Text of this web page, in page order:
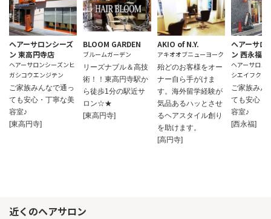
ヘアーサロンシーズ
ン 東高円寺店
ヘアーサロンシーズンヒ
ガシコウエンジテン
ご家族みんなで通っ
ても安心・丁寧な美
容室♪
[東高円寺]
BLOOM GARDEN
ブルームガーデン
リーズナブル＆高技
術！！東高円寺駅か
ら徒歩1分の駅近サ
ロン☆★
[東高円寺]
AKIO of N.Y.
アキオオブニューヨーク
殆どのお客様をオー
ナー自ら手がけま
す。海外留学経験が
気品あるハッとさせ
るヘアスタイル創り
を助けます。
[高円寺]
ヘアーサロ
ン 西永福店
ヘアーサロン
シエイフクテ
ご家族みん
ても安心・
容室♪
[西永福]
近くのヘアサロン